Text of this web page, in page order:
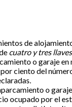
de
cuatro y tres llaves
o garaje
ciento del
o
ocupado por el